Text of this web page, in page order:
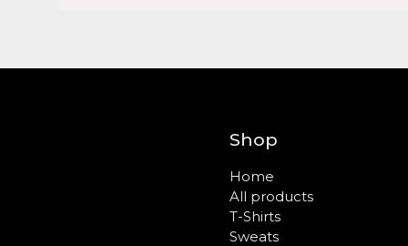
Shop
Home
All products
T-Shirts
Sweats